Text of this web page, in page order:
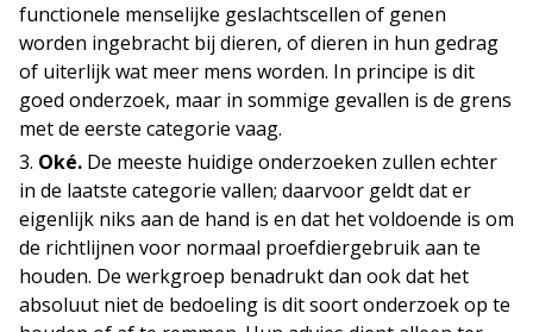
functionele menselijke geslachtscellen of genen
worden ingebracht bij dieren, of dieren in hun gedrag
of uiterlijk wat meer mens worden. In principe is dit
goed onderzoek, maar in sommige gevallen is de grens
met de eerste categorie vaag.
Oké. De meeste huidige onderzoeken zullen echter
in de laatste categorie vallen; daarvoor geldt dat er
eigenlijk niks aan de hand is en dat het voldoende is om
de richtlijnen voor normaal proefdiergebruik aan te
houden. De werkgroep benadrukt dan ook dat het
absoluut niet de bedoeling is dit soort onderzoek op te